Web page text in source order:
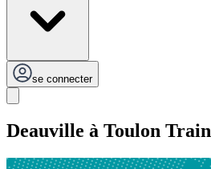
se connecter
Deauville à Toulon Train